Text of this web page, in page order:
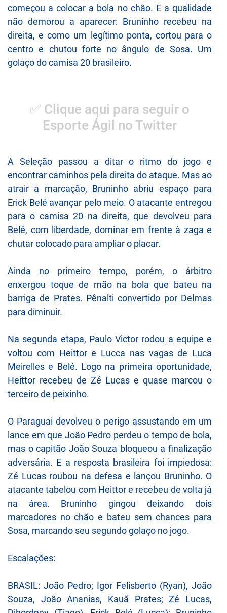
começou a colocar a bola no chão. E a qualidade
não demorou a aparecer: Bruninho recebeu na
direita, e como um legítimo ponta, cortou para o
centro e chutou forte no ângulo de Sosa. Um
golaço do camisa 20 brasileiro.
✅ Clique aqui para seguir o
Esporte Ágil no Twitter
A Seleção passou a ditar o ritmo do jogo e
encontrar caminhos pela direita do ataque. Mas ao
atrair a marcação, Bruninho abriu espaço para
Erick Belé avançar pelo meio. O atacante entregou
para o camisa 20 na direita, que devolveu para
Belé, com liberdade, dominar em frente à zaga e
chutar colocado para ampliar o placar.
Ainda no primeiro tempo, porém, o árbitro
enxergou toque de mão na bola que bateu na
barriga de Prates. Pênalti convertido por Delmas
para diminuir.
Na segunda etapa, Paulo Victor rodou a equipe e
voltou com Heittor e Lucca nas vagas de Luca
Meirelles e Belé. Logo na primeira oportunidade,
Heittor recebeu de Zé Lucas e quase marcou o
terceiro de peixinho.
O Paraguai devolveu o perigo assustando em um
lance em que João Pedro perdeu o tempo de bola,
mas o capitão João Souza bloqueou a finalização
adversária. E a resposta brasileira foi impiedosa:
Zé Lucas roubou na defesa e lançou Bruninho. O
atacante tabelou com Heittor e recebeu de volta já
na área. Bruninho gingou deixando dois
marcadores no chão e bateu sem chances para
Sosa, marcando seu segundo golaço no jogo.
Escalações:
BRASIL: João Pedro; Igor Felisberto (Ryan), João
Souza, João Ananias, Kauã Prates; Zé Lucas,